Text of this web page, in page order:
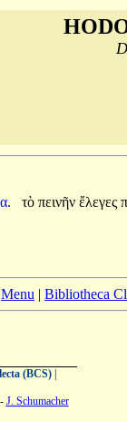
τὸ πεινῆν ἔλεγες
Menu | Bibliotheca
(BCS)|
J. Schumacher